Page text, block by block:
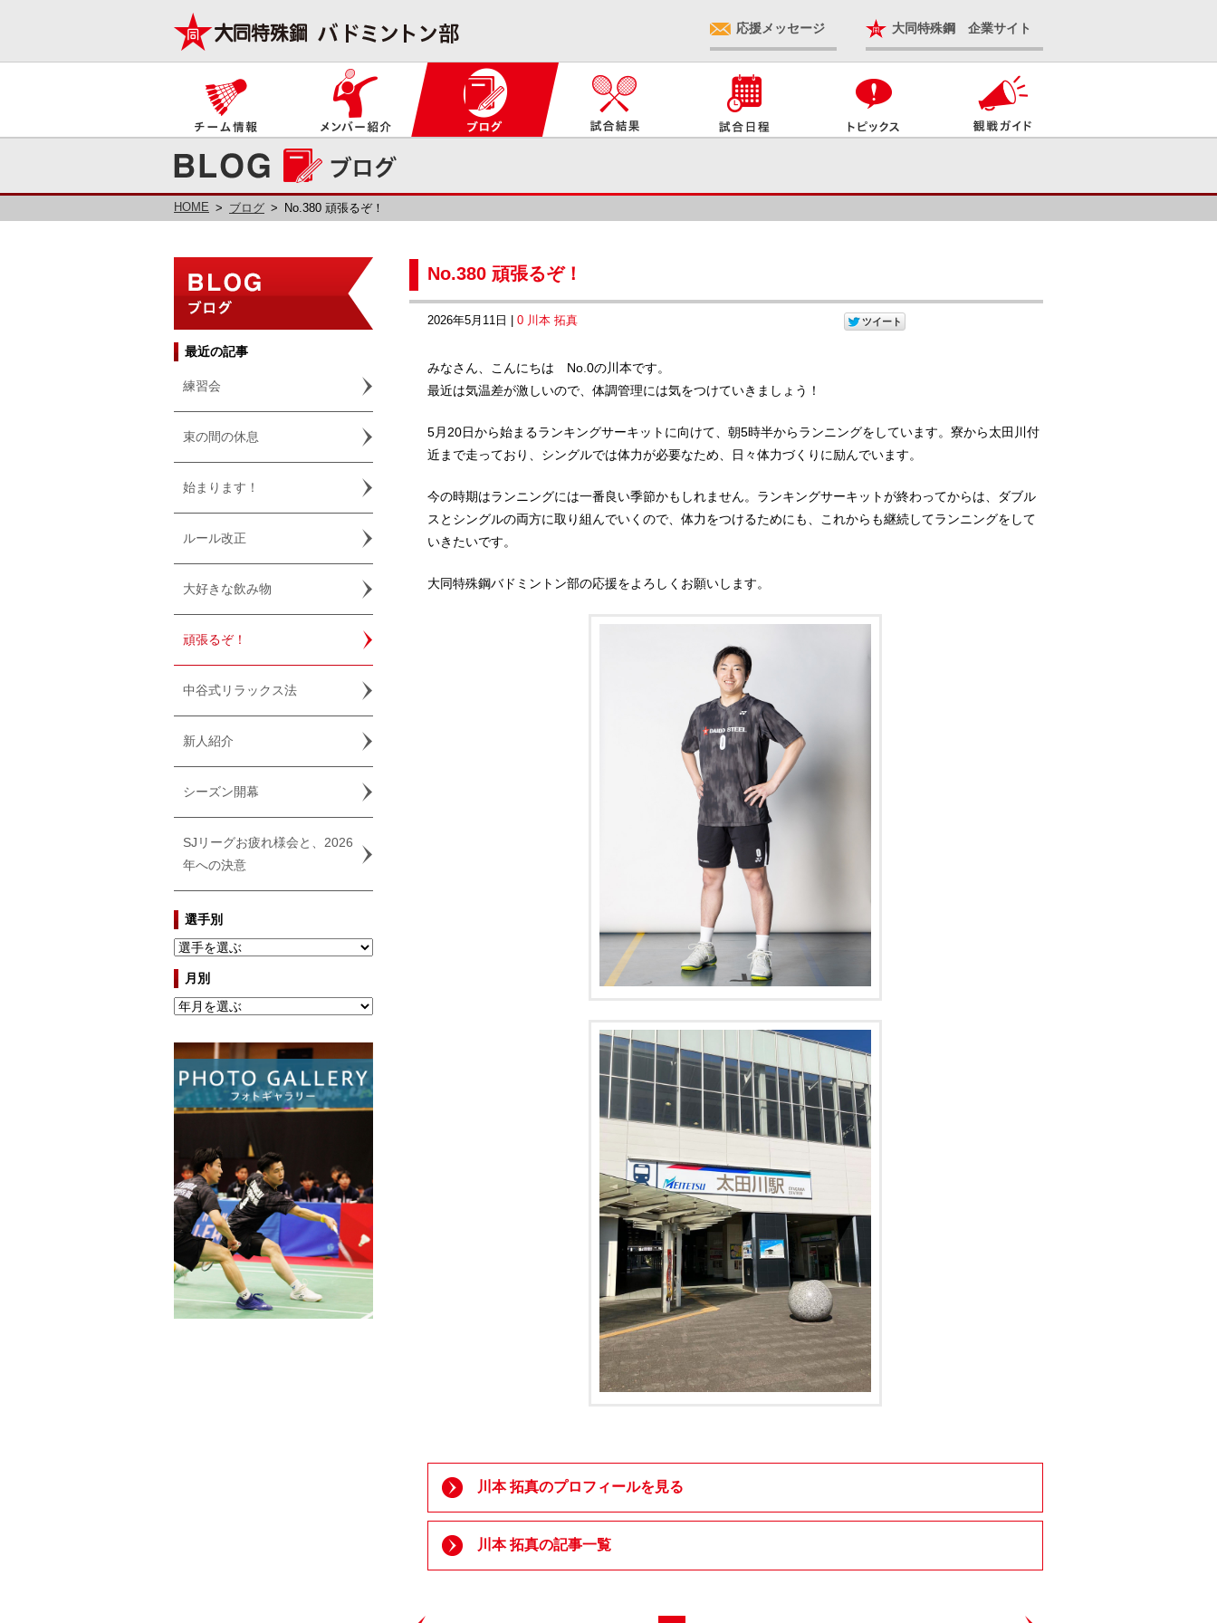
応援メッセージ 大同特殊鋼 企業サイト
HOME ブログ No.380 頑張るぞ！
No.380 頑張るぞ！
2026年5月11日 | 0 川本 拓真
みなさん、こんにちは No.0の川本です。
最近は気温差が激しいので、体調管理には気をつけていきましょう！
5月20日から始まるランキングサーキットに向けて、朝5時半からランニングをしています。寮から太田川付
近まで走っており、シングルでは体力が必要なため、日々体力づくりに励んでいます。
今の時期はランニングには一番良い季節かもしれません。ランキングサーキットが終わってからは、ダブル
スとシングルの両方に取り組んでいくので、体力をつけるためにも、これからも継続してランニングをして
いきたいです。
大同特殊鋼バドミントン部の応援をよろしくお願いします。
川本 拓真のプロフィールを見る
川本 拓真の記事一覧
最近の記事
練習会
束の間の休息
始まります！
ルール改正
大好きな飲み物
頑張るぞ！
中谷式リラックス法
新人紹介
シーズン開幕
SJリーグお疲れ様会と、2026
年への決意
選手別
月別